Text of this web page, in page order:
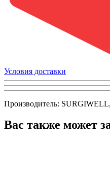
Условия доставки
Производитель:
Вас также может